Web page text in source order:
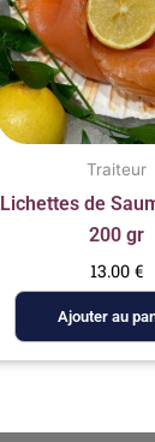
Traiteur
Lichettes de
200 gr
13.00 €
Ajouter au